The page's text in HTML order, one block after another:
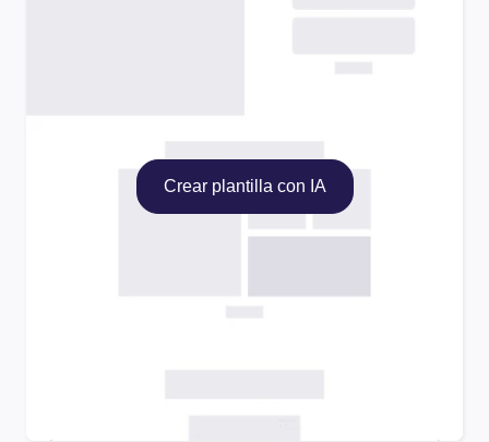
Crear plantilla con IA